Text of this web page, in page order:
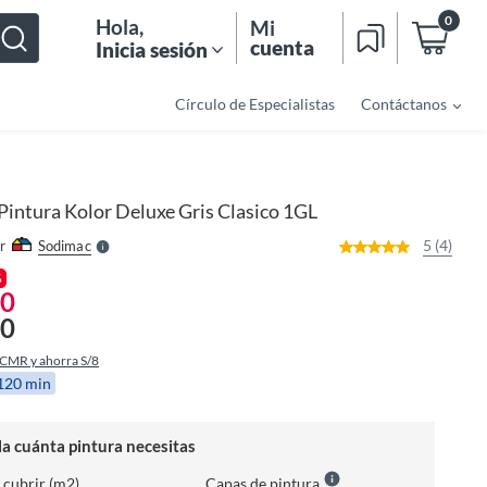
Hola,
Inicia sesión
Mi
cuenta
0
Círculo de Especialistas Contáctanos
Kolor Deluxe Gris Clasico 1GL
SodimacS
l
l
5 (4)
y ahorra S/8
min
cuánta pintura necesitas
cubrir (m2) Capas de pintura